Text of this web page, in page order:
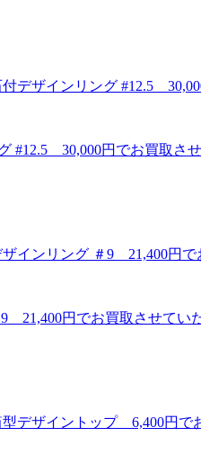
#12.5 30,000円でお買取さ
21,400円でお買取させてい